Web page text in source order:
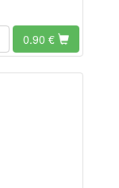
0.90 €